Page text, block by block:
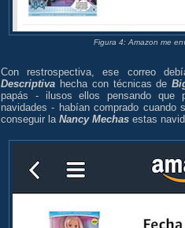
Figura 4: Amazon me
Con restrospectiva, ese correo
Descriptiva hecha con técnicas de
papás - ilusos ellos pensando que
navidades - habían comprado cuando
conseguir la Nancy Mechas estas